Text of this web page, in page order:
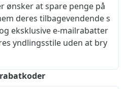
ønsker at spare penge på
deres tilbagevendende s
eksklusive e-mailrabatter
yndlingsstile uden at bry